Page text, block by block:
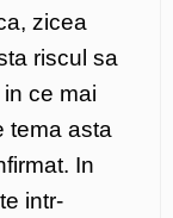
zicea
riscul sa
ce mai
tema asta
In
intr-